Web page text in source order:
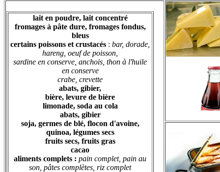
lait en poudre, lait concentré
fromages à pâte dure, fromages fondus,
bleus
certains poissons et crustacés : bar, dorade,
hareng, oeuf de poisson,
sardine en conserve, anchois, thon à l'huile
en conserve
crabe, crevette
abats, gibier,
bière, levure de bière
limonade, soda au cola
abats, gibier
soja, germes de blé, flocon d'avoine,
quinoa, légumes secs
fruits secs, fruits gras
cacao
aliments complets : pain complet, pain au
son, pâtes complètes, riz complet